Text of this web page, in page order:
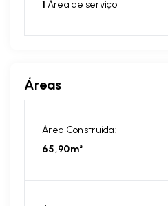
1 Área de serviço
Áreas
Área Construída:
65,90m²